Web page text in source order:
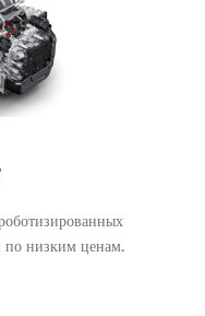
по низким ценам.